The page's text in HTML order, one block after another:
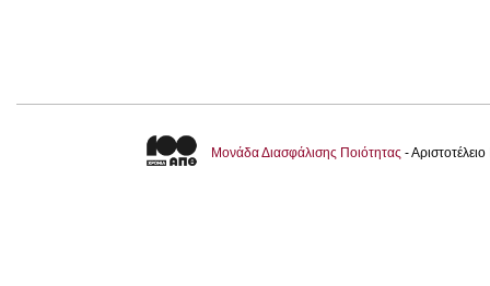
Μονάδα Διασφάλισης Ποιότητας -